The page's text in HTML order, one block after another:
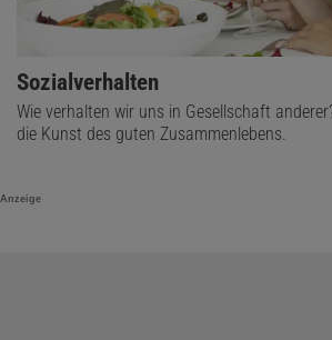
Sozialverhalten
Wie verhalten wir uns in Gesellschaft
die Kunst des guten Zusammenlebens.
Anzeige